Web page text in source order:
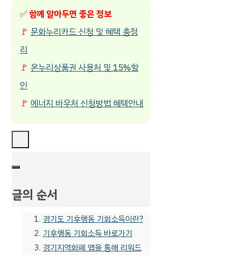
✅함께 알아두면 좋은 정보
🚩 문화누리카드 신청 및 혜택 총정
리
🚩 온누리상품권 사용처 및 15%할
인
🚩 에너지 바우처 신청방법 혜택안내
글의 순서
경기도 기후행동 기회소득이란?
기후행동 기회소득 바로가기
경기지역화폐 앱을 통해 리워드